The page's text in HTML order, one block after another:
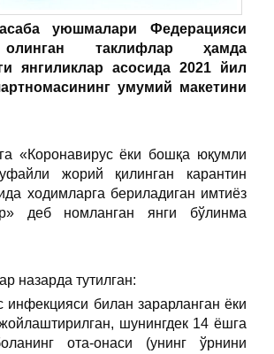
уюшмалари Федерацияси
таклифлар ҳамда
янгиликлар асосида 2021 йил
умумий макетини
«Коронавирус ёки бошқа юқумли
жорий қилинган карантин
ходимларга бериладиган имтиёз
деб номланган янги бўлинма
назарда тутилган:
инфекцияси билан зарарланган ёки
шунингдек 14 ёшга
ота-онаси (унинг ўрнини